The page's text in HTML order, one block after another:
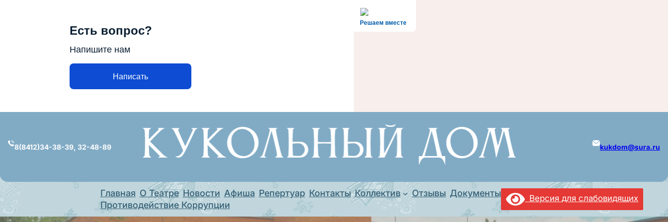
Решаем вместе
Есть вопрос?
Напишите нам
Написать
содержимому
8(8412)34-38-39, 32-48-89 kukdom@sura.ru
Главная О Театре Новости Афиша Репертуар Контакты Коллектив Отзывы Документы
Противодействие Коррупции
Версия для слабовидящих